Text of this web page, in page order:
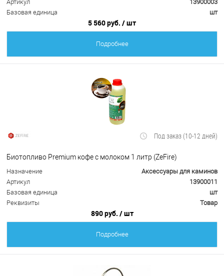
Артикул
13900003
Базовая единица
шт
5 560 руб. / шт
Подробнее
Под заказ (10-12 дней)
Биотопливо Premium кофе с молоком 1 литр (ZeFire)
Назначение
Аксессуары для каминов
Артикул
13900011
Базовая единица
шт
Реквизиты
Товар
890 руб. / шт
Подробнее